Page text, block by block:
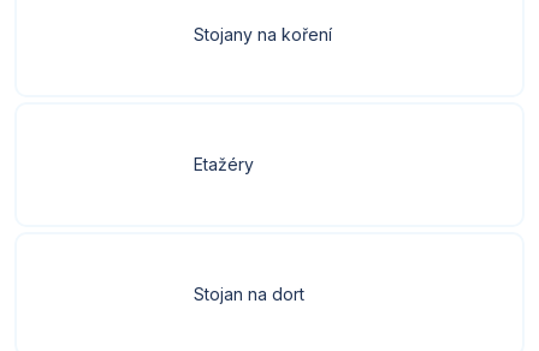
Stojany na koření
Etažéry
Stojan na dort